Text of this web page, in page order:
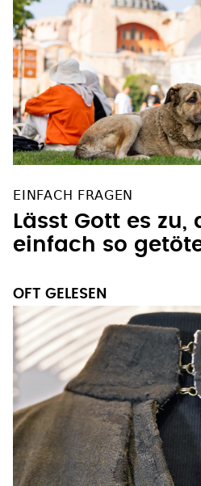
EINFACH FRAGEN
Lässt Gott es zu,
einfach so
OFT GELESEN